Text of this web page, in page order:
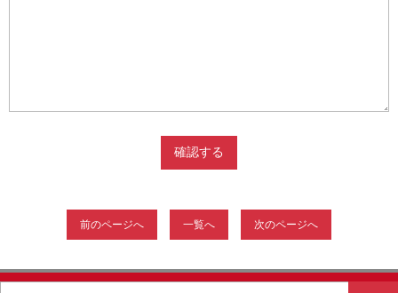
前のページへ 一覧へ 次のページへ